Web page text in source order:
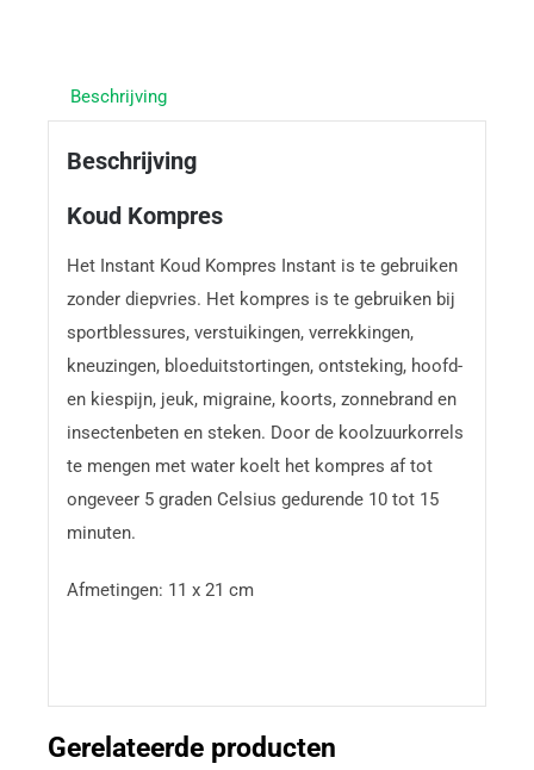
Beschrijving
Beschrijving
Koud Kompres
Het Instant Koud Kompres Instant is te gebruiken
zonder diepvries. Het kompres is te gebruiken bij
sportblessures, verstuikingen, verrekkingen,
kneuzingen, bloeduitstortingen, ontsteking, hoofd-
en kiespijn, jeuk, migraine, koorts, zonnebrand en
insectenbeten en steken. Door de koolzuurkorrels
te mengen met water koelt het kompres af tot
ongeveer 5 graden Celsius gedurende 10 tot 15
minuten.
Afmetingen: 11 x 21 cm
Gerelateerde producten